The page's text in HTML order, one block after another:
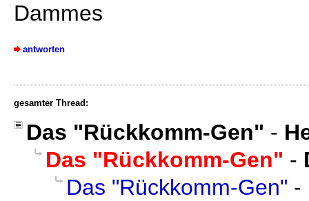
Dammes
antworten
gesamter Thread:
Das "Rückkomm-Gen" -
Das "Rückkomm-Gen" -
Das "Rückkomm-Gen" -